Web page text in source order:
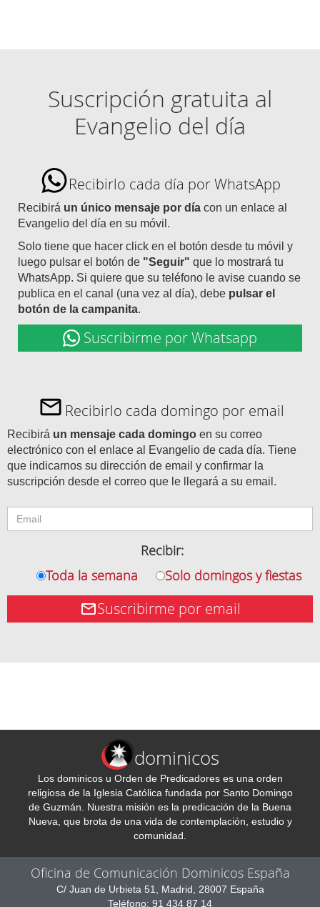
Suscripción gratuita al
Evangelio del día
Recibirlo cada día por WhatsApp
Recibirá un único mensaje por día con un enlace al
Evangelio del día en su móvil.
Solo tiene que hacer click en el botón desde tu móvil y
luego pulsar el botón de "Seguir" que lo mostrará tu
WhatsApp. Si quiere que su teléfono le avise cuando se
publica en el canal (una vez al día), debe pulsar el
botón de la campanita.
Suscribirme por Whatsapp
Recibirlo cada domingo por email
Recibirá un mensaje cada domingo en su correo
electrónico con el enlace al Evangelio de cada día. Tiene
que indicarnos su dirección de email y confirmar la
suscripción desde el correo que le llegará a su email.
Recibir:
Toda la semana
Solo domingos y fiestas
Suscribirme por email
dominicos
Los dominicos u Orden de Predicadores es una orden
religiosa de la Iglesia Católica fundada por Santo Domingo
de Guzmán. Nuestra misión es la predicación de la Buena
Nueva, que brota de una vida de contemplación, estudio y
comunidad.
Oficina de Comunicación Dominicos España
C/ Juan de Urbieta 51, Madrid, 28007 España
Teléfono: 91 434 87 14